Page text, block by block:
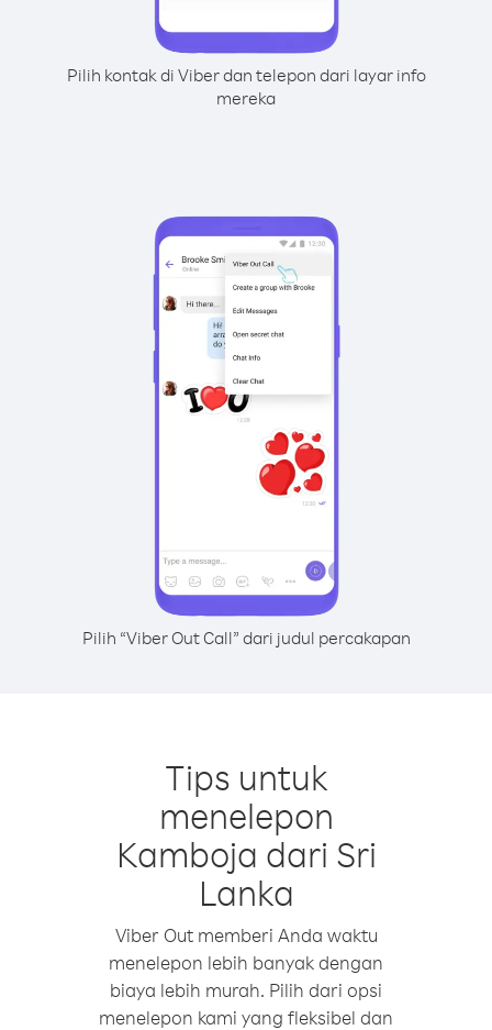
Pilih kontak di Viber dan telepon dari layar info
mereka
Pilih “Viber Out Call” dari judul percakapan
Tips untuk
menelepon
Kamboja dari Sri
Lanka
Viber Out memberi Anda waktu
menelepon lebih banyak dengan
biaya lebih murah. Pilih dari opsi
menelepon kami yang fleksibel dan